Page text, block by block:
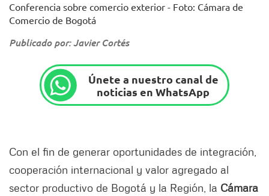
Conferencia sobre comercio exterior - Foto: Cámara de
Comercio de Bogotá
Publicado por: Javier Cortés
Únete a nuestro canal de
noticias en WhatsApp
Con el fin de generar oportunidades de integración,
cooperación internacional y valor agregado al
sector productivo de Bogotá y la Región, la Cámara